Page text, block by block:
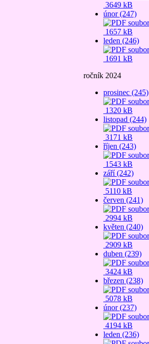
3649 kB
únor (247)
1657 kB
leden (246)
1691 kB
ročník 2024
prosinec (245)
1320 kB
listopad (244)
3171 kB
říjen (243)
1543 kB
září (242)
5110 kB
červen (241)
2994 kB
květen (240)
2909 kB
duben (239)
3424 kB
březen (238)
5078 kB
únor (237)
4194 kB
leden (236)